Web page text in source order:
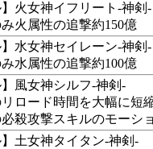
】火女神イフリート-神剣-
み火属性の追撃約150億
】水女神セイレーン-神剣-
み水属性の追撃約100億
】風女神シルフ-神剣-
リロード時間を大幅に短
必殺攻撃スキルのモーシ
】土女神タイタン-神剣-